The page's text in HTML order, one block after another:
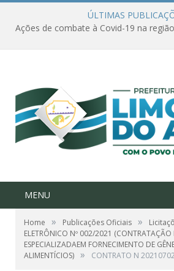
ÚLTIMAS
MENU
Home » Publicações Oficiais »
ELETRÔNICO Nº 002/2021 (CONTRATAÇÃO
ESPECIALIZADAEM FORNECIMENTO DE
ALIMENTÍCIOS) » CONTRATO N